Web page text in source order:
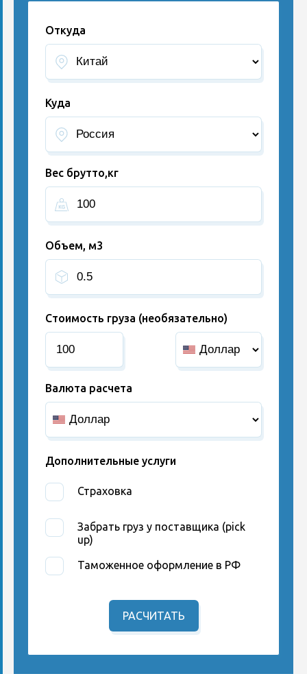
Откуда
Куда
Вес брутто,кг
Объем, м3
Стоимость груза (необязательно)
Валюта расчета
Дополнительные услуги
Страховка
Забрать груз у поставщика (pick
up)
Таможенное оформление в РФ
РАСЧИТАТЬ